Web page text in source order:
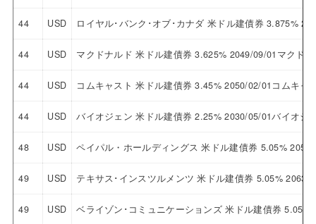
44 USD ロイヤル･バンク･オブ･カナダ 米ドル建債券 3.875%
44 USD マクドナルド 米ドル建債券 3.625% 2049/09/01マクド
44 USD コムキャスト 米ドル建債券 3.45% 2050/02/01コムキャ
44 USD バイオジェン 米ドル建債券 2.25% 2030/05/01バイオジ
48 USD ペイパル・ホールディングス 米ドル建債券 5.05%
49 USD テキサス･インスツルメンツ 米ドル建債券 5.05% 2063/
49 USD ベライゾン･コミュニケーションズ 米ドル建債券